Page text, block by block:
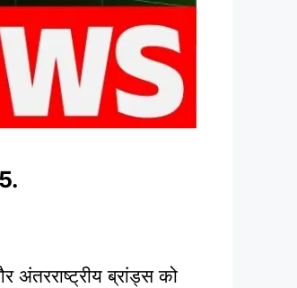
ब्रांड्स को